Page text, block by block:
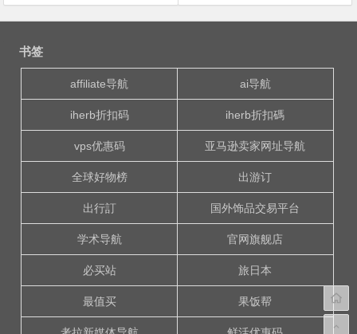
文
书签
affiliate导航 ai导航
iherb折扣码 iherb折扣碼
vps优惠码 亚马逊卖家网址导航
全球好物榜 出游订
出行訂 国外饰品交易平台
学术导航 官网旗舰店
必买站 旅日本
最值买 果饭帮